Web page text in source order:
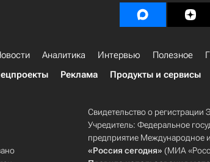
Аналитика Интервью Полезное
Реклама Продукты и сервисы
Свидетельство о
Учредитель: Федеральное
предприятие Международное
«Россия сегодня» (МИА